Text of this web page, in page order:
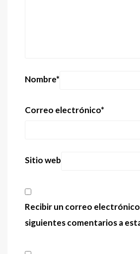
Nombre*
Correo electrónico*
Sitio web
Recibir un correo
siguientes comentarios a